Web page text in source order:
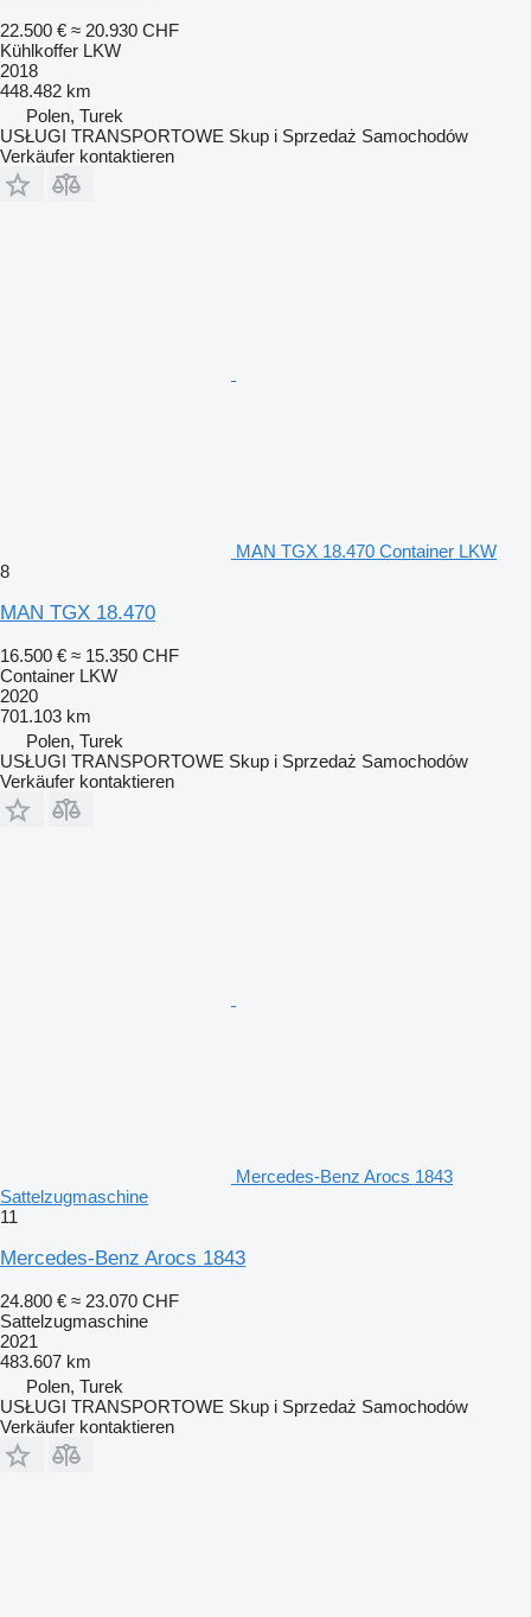
22.500 € ≈ 20.930 CHF
Kühlkoffer LKW
2018
448.482 km
Polen, Turek
USŁUGI TRANSPORTOWE Skup i Sprzedaż Samochodów
Verkäufer kontaktieren
MAN TGX 18.470 Container LKW
8
MAN TGX 18.470
16.500 € ≈ 15.350 CHF
Container LKW
2020
701.103 km
Polen, Turek
USŁUGI TRANSPORTOWE Skup i Sprzedaż Samochodów
Verkäufer kontaktieren
Mercedes-Benz Arocs 1843
Sattelzugmaschine
11
Mercedes-Benz Arocs 1843
24.800 € ≈ 23.070 CHF
Sattelzugmaschine
2021
483.607 km
Polen, Turek
USŁUGI TRANSPORTOWE Skup i Sprzedaż Samochodów
Verkäufer kontaktieren